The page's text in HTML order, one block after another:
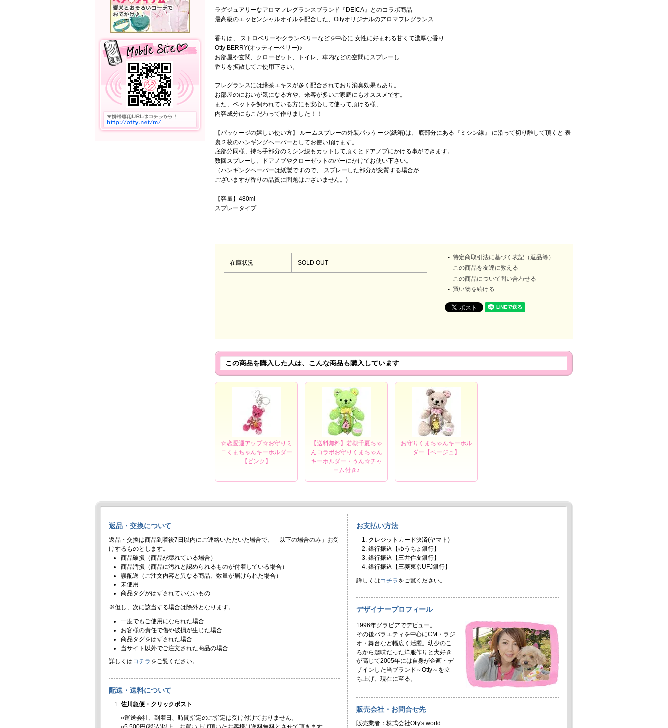
ラグジュアリーなアロマフレグランスブランド『DEICA』とのコラボ商品
最高級のエッセンシャルオイルを配合した、Ottyオリジナルのアロマフレグランス
香りは、 ストロベリーやクランベリーなどを中心に 女性に好まれる甘くて濃厚な香り
Otty BERRY(オッティーベリー)♪
お部屋や玄関、クローゼット、トイレ、車内などの空間にスプレーし
香りを拡散してご使用下さい。
フレグランスには緑茶エキスが多く配合されており消臭効果もあり。
お部屋のにおいが気になる方や、来客が多いご家庭にもオススメです。
また、ペットを飼われている方にも安心して使って頂ける様、
内容成分にもこだわって作りました！！
【パッケージの嬉しい使い方】 ルームスプレーの外装パッケージ(紙箱)は、 底部分にある『ミシン線』 に沿って切り離して頂くと 表
裏２枚のハンギングペーパーとしてお使い頂けます。
底部分同様、持ち手部分のミシン線もカットして頂くとドアノブにかける事ができます。
数回スプレーし、ドアノブやクローゼットのバーにかけてお使い下さい。
（ハンギングペーパーは紙製ですので、 スプレーした部分が変質する場合が
ございますが香りの品質に問題はございません。)
【容量】480ml
スプレータイプ
在庫状況 SOLD OUT
特定商取引法に基づく表記（返品等）
この商品を友達に教える
この商品について問い合わせる
買い物を続ける
この商品を購入した人は、こんな商品も購入しています
☆恋愛運アップ☆お守りミ
ニくまちゃんキーホルダー
【ピンク】
【送料無料】若槻千夏ちゃ
んコラボお守りくまちゃん
キーホルダー・うん☆チャ
ーム付き♪
お守りくまちゃんキーホル
ダー【ベージュ】
返品・交換について
返品・交換は商品到着後7日以内にご連絡いただいた場合で、「以下の場合のみ」お受
けするものとします。
商品破損（商品が壊れている場合）
商品汚損（商品に汚れと認められるものが付着している場合）
誤配送（ご注文内容と異なる商品、数量が届けられた場合）
未使用
商品タグがはずされていないもの
※但し、次に該当する場合は除外となります。
一度でもご使用になられた場合
お客様の責任で傷や破損が生じた場合
商品タグをはずされた場合
当サイト以外でご注文された商品の場合
詳しくはコチラ をご覧ください。
配送・送料について
佐川急便・クリックポスト
○運送会社、到着日、時間指定のご指定は受け付けておりません。
お支払い方法
クレジットカード決済(ヤマト)
銀行振込【ゆうちょ銀行】
銀行振込【三井住友銀行】
銀行振込【三菱東京UFJ銀行】
詳しくはコチラ をご覧ください。
デザイナープロフィール
1996年グラビアでデビュー。
その後バラエティを中心にCM・ラジ
オ・舞台など幅広く活躍。幼少のこ
ろから趣味だった洋服作りと犬好き
が高じて2005年には自身が企画・デ
ザインした当ブランド～Otty～を立
ち上げ、現在に至る。
販売会社・お問合せ先
販売業者：株式会社Otty's world